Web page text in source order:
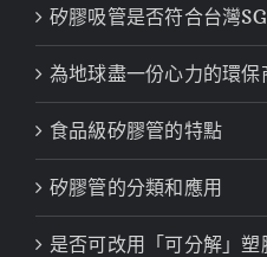
矽膠吸管是否符合台灣
為地球盡一份心力的環保
食品級矽膠管的特點
矽膠管的分類和應用
是否可改用「可分解」